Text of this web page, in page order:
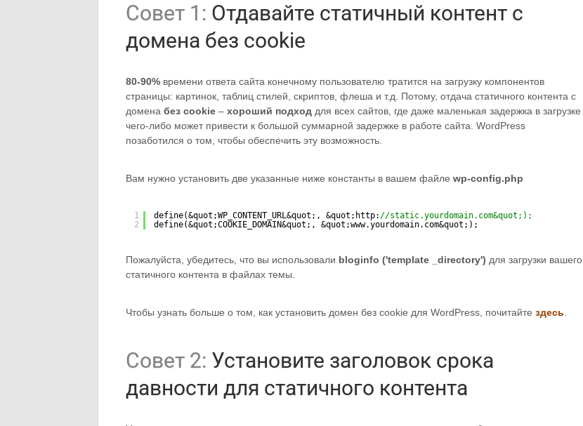
Совет 1: Отдавайте статичный контент с
домена без cookie
80-90% времени ответа сайта конечному пользователю тратится на загрузку компонентов
страницы: картинок, таблиц стилей, скриптов, флеша и т.д. Потому, отдача статичного контента с
домена без cookie – хороший подход для всех сайтов, где даже маленькая задержка в загрузке
чего-либо может привести к большой суммарной задержке в работе сайта. WordPress
позаботился о том, чтобы обеспечить эту возможность.
Вам нужно установить две указанные ниже константы в вашем файле wp-config.php
1
2
define(&quot;WP_CONTENT_URL&quot;, &quot;http: //static.yourdomain.com&quot;);
define(&quot;COOKIE_DOMAIN&quot;, &quot;www.yourdomain.com&quot;);
Пожалуйста, убедитесь, что вы использовали bloginfo ('template _directory') для загрузки вашего
статичного контента в файлах темы.
Чтобы узнать больше о том, как установить домен без cookie для WordPress, почитайте здесь
Совет 2: Установите заголовок срока
давности для статичного контента